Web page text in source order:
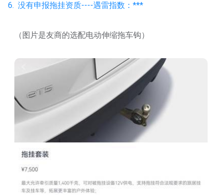
6. 没有申报拖挂资质----遇雷指数：***
（图片是友商的选配电动伸缩拖车钩）